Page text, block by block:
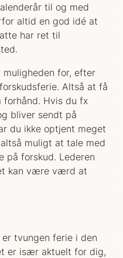
til og med
altid en god idé at
har ret til
muligheden for, efter
Altså at få
Hvis du fx
bliver sendt på
du ikke optjent meget
muligt at tale med
på forskud. Lederen
kan være værd at
tvungen ferie i den
er især aktuelt for dig,